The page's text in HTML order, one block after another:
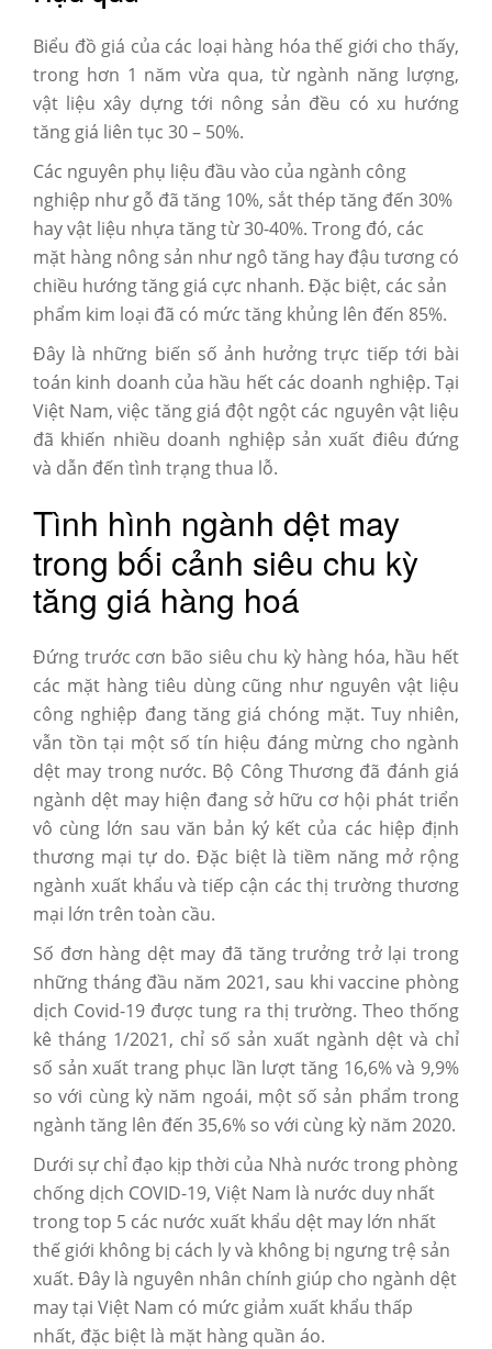
Biểu đồ giá của các loại hàng hóa thế giới cho thấy,
trong hơn 1 năm vừa qua, từ ngành năng lượng,
vật liệu xây dựng tới nông sản đều có xu hướng
tăng giá liên tục 30 – 50%.
Các nguyên phụ liệu đầu vào của ngành công
nghiệp như gỗ đã tăng 10%, sắt thép tăng đến 30%
hay vật liệu nhựa tăng từ 30-40%. Trong đó, các
mặt hàng nông sản như ngô tăng hay đậu tương có
chiều hướng tăng giá cực nhanh. Đặc biệt, các sản
phẩm kim loại đã có mức tăng khủng lên đến 85%.
Đây là những biến số ảnh hưởng trực tiếp tới bài
toán kinh doanh của hầu hết các doanh nghiệp. Tại
Việt Nam, việc tăng giá đột ngột các nguyên vật liệu
đã khiến nhiều doanh nghiệp sản xuất điêu đứng
và dẫn đến tình trạng thua lỗ.
Tình hình ngành dệt may
trong bối cảnh siêu chu kỳ
tăng giá hàng hoá
Đứng trước cơn bão siêu chu kỳ hàng hóa, hầu hết
các mặt hàng tiêu dùng cũng như nguyên vật liệu
công nghiệp đang tăng giá chóng mặt. Tuy nhiên,
vẫn tồn tại một số tín hiệu đáng mừng cho ngành
dệt may trong nước. Bộ Công Thương đã đánh giá
ngành dệt may hiện đang sở hữu cơ hội phát triển
vô cùng lớn sau văn bản ký kết của các hiệp định
thương mại tự do. Đặc biệt là tiềm năng mở rộng
ngành xuất khẩu và tiếp cận các thị trường thương
mại lớn trên toàn cầu.
Số đơn hàng dệt may đã tăng trưởng trở lại trong
những tháng đầu năm 2021, sau khi vaccine phòng
dịch Covid-19 được tung ra thị trường. Theo thống
kê tháng 1/2021, chỉ số sản xuất ngành dệt và chỉ
số sản xuất trang phục lần lượt tăng 16,6% và 9,9%
so với cùng kỳ năm ngoái, một số sản phẩm trong
ngành tăng lên đến 35,6% so với cùng kỳ năm 2020.
Dưới sự chỉ đạo kịp thời của Nhà nước trong phòng
chống dịch COVID-19, Việt Nam là nước duy nhất
trong top 5 các nước xuất khẩu dệt may lớn nhất
thế giới không bị cách ly và không bị ngưng trệ sản
xuất. Đây là nguyên nhân chính giúp cho ngành dệt
may tại Việt Nam có mức giảm xuất khẩu thấp
nhất, đặc biệt là mặt hàng quần áo.